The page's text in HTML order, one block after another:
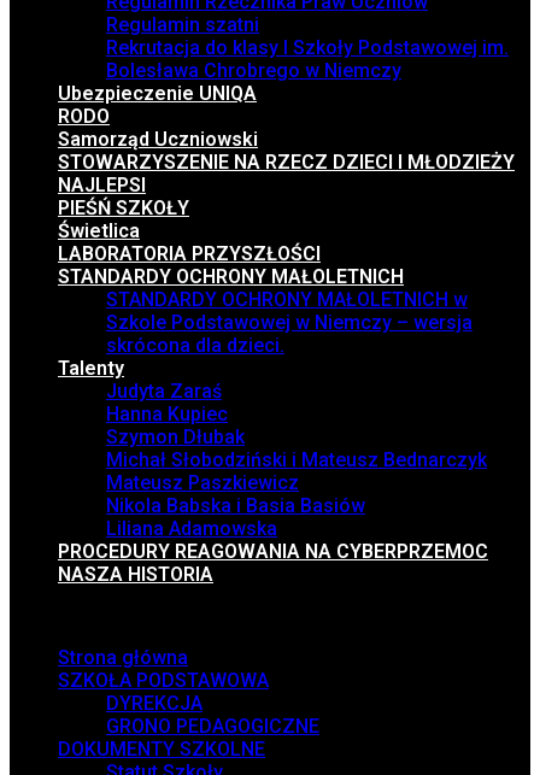
Regulamin szatni
Rekrutacja do klasy I Szkoły Podstawowej im.
Bolesława Chrobrego w Niemczy
Ubezpieczenie UNIQA
RODO
Samorząd Uczniowski
STOWARZYSZENIE NA RZECZ DZIECI I MŁODZIEŻY
NAJLEPSI
PIEŚŃ SZKOŁY
Świetlica
LABORATORIA PRZYSZŁOŚCI
STANDARDY OCHRONY MAŁOLETNICH
STANDARDY OCHRONY MAŁOLETNICH w
Szkole Podstawowej w Niemczy – wersja
skrócona dla dzieci.
Talenty
Judyta Zaraś
Hanna Kupiec
Szymon Dłubak
Michał Słobodziński i Mateusz Bednarczyk
Mateusz Paszkiewicz
Nikola Babska i Basia Basiów
Liliana Adamowska
PROCEDURY REAGOWANIA NA CYBERPRZEMOC
NASZA HISTORIA
Strona główna
SZKOŁA PODSTAWOWA
DYREKCJA
GRONO PEDAGOGICZNE
DOKUMENTY SZKOLNE